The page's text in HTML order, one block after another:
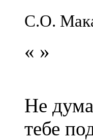
С.О.
« »
Не
тебе